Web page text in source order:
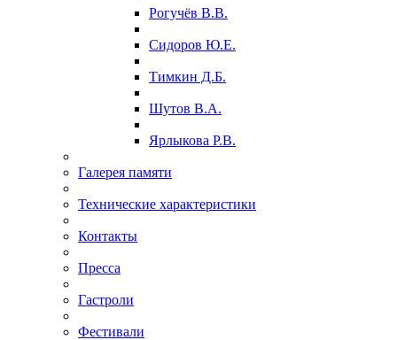
Рогучёв В.В.
Сидоров Ю.Е.
Тимкин Д.Б.
Шутов В.А.
Ярлыкова Р.В.
Галерея памяти
Технические характеристики
Контакты
Пресса
Гастроли
Фестивали